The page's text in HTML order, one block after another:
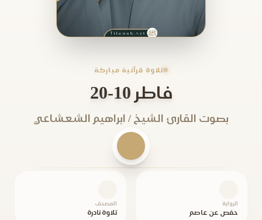
تلاوة قرآنية مباركة
فاطر 10-20
بصوت القارئ الشيخ / ابراهيم الشعشاعي
الرواية
حفص عن عاصم
المصحف
تلاوة نادرة